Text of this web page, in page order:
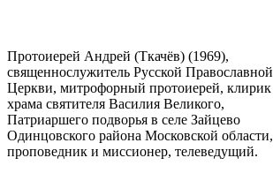
Протоиерей Андрей (Ткачёв) (1969),
священнослужитель Русской Православной
Церкви, митрофорный протоиерей, клирик
храма святителя Василия Великого,
Патриаршего подворья в селе Зайцево
Одинцовского района Московской области,
проповедник и миссионер, телеведущий.